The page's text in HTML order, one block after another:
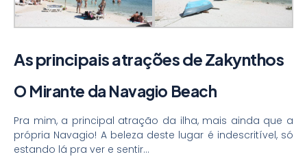
As principais atrações de Zakynthos
O Mirante da Navagio Beach
Pra mim, a principal atração da ilha, mais ainda que a
própria Navagio! A beleza deste lugar é indescritível, só
estando lá pra ver e sentir…